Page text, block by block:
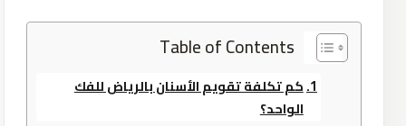
Table of Contents
كم تكلفة تقويم الأسنان بالرياض للفك
الواحد؟